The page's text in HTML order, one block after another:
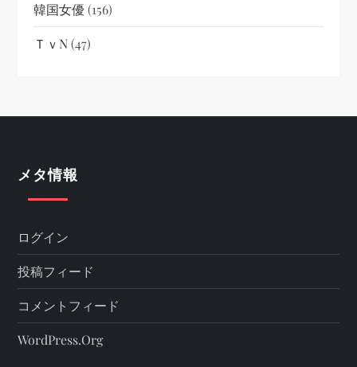
韓国女優(156)
ＴｖN(47)
メタ情報
ログイン
投稿フィード
コメントフィード
WordPress.org